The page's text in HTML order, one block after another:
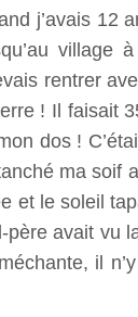
j’avais 12
rentrer
! Il faisait
dos !
ma
et le soleil
avait vu
il